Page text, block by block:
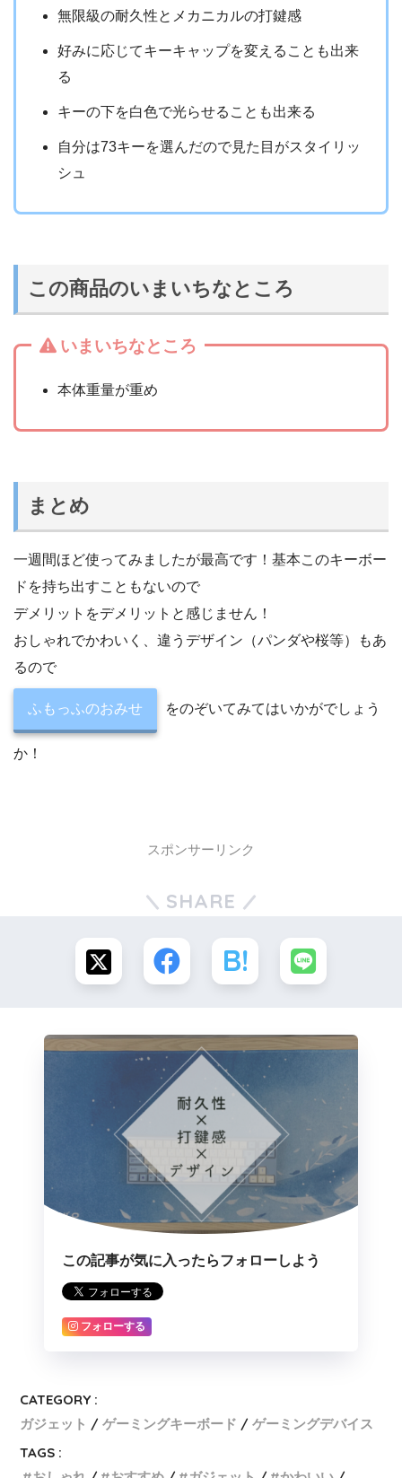
無限級の耐久性とメカニカルの打鍵感
好みに応じてキーキャップを変えることも出来
る
キーの下を白色で光らせることも出来る
自分は73キーを選んだので見た目がスタイリッ
シュ
この商品のいまいちなところ
いまいちなところ
本体重量が重め
まとめ
一週間ほど使ってみましたが最高です！基本このキーボー
ドを持ち出すこともないので
デメリットをデメリットと感じません！
おしゃれでかわいく、違うデザイン（パンダや桜等）もあ
るので
ふもっふのおみせ をのぞいてみてはいかがでしょう
か！
スポンサーリンク
SHARE
この記事が気に入ったらフォローしよう
フォローする
CATEGORY :
ガジェット
ゲーミングキーボード
ゲーミングデバイス
TAGS :